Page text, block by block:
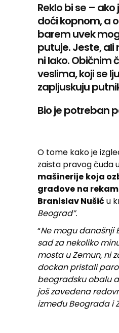
Reklo bi se –
doći kopnom, a
barem uvek
putuje. Jeste,
ni lako. Običnim
veslima, koji se
zapljuskuju
Bio je potreban
O tome kako je
zaista pravog čuda
mašinerije koja
gradove na
Branislav Nušić u
Beograd”.
“Ne mogu današnji
sad za nekoliko
mosta u Zemun, ni
dockan pristali
beogradsku obalu
još zavedena
između Beograda i